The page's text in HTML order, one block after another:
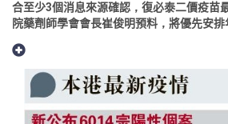
合至少3個消息來源確認，復必泰二價疫苗
院藥劑師學會會長崔俊明預料，將優先安